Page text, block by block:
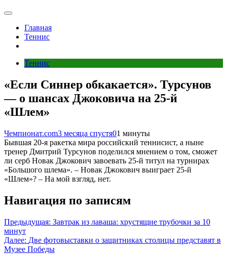
Главная
Теннис
Теннис
«Если Синнер обкакается». Турсунов
— о шансах Джоковича на 25-й
«Шлем»
Чемпионат.com3 месяца спустя01 минуты
Бывшая 20-я ракетка мира российский теннисист, а ныне
тренер Дмитрий Турсунов поделился мнением о том, сможет
ли серб Новак Джокович завоевать 25-й титул на турнирах
«Большого шлема». – Новак Джокович выиграет 25-й
«Шлем»? – На мой взгляд, нет.
Навигация по записям
Предыдущая: Завтрак из лаваша: хрустящие трубочки за 10
минут
Далее: Две фотовыставки о защитниках столицы представят в
Музее Победы